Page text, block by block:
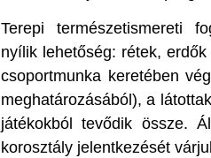
Terepi természetismereti
nyílik lehetőség: rétek,
csoportmunka keretében
meghatározásából), a
játékokból tevődik össze.
korosztály jelentkezését